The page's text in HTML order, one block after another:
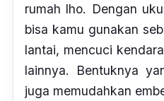
rumah lho. Dengan
bisa kamu gunakan
lantai, mencuci
lainnya. Bentuknya
juga memudahkan